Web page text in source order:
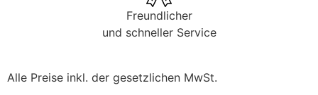
Freundlicher
und schneller Service
Alle Preise inkl. der gesetzlichen MwSt.